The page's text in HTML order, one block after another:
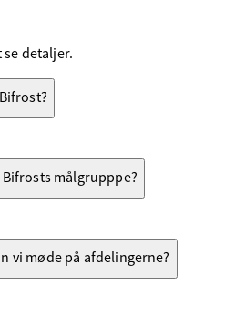
detaljer.
Bifrosts målgrupppe?
vi møde på afdelingerne?